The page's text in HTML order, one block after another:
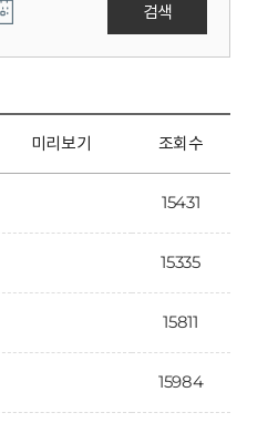
검색
미리보기 조회수
15431
15335
15811
15984